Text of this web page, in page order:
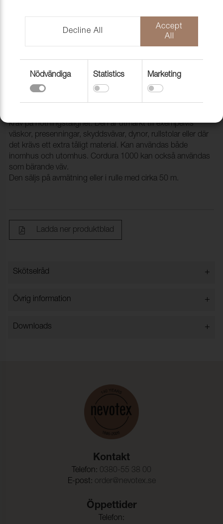
Prov Cordura
1210223
krav på nötningstålighet. Den är utmärkt till exempelvis
väskor, presenningar, skyddsvävar, dynor, rullstolar eller där
det krävs ett extra tåligt material. Kan användas både
inomhus och utomhus. Cordura 1000 kan också användas
som bärande väv.
Den säljs på avmätning eller i rulle med cirka 50 m.
Ladda ner produktblad
Skötselråd +
Övrig information +
Downloads +
Kontakt
Telefon: 0380-55 38 00
E-post: order@nevotex.se
Öppettider
Telefon:
Decline All
Accept
All
Nödvändiga Statistics Marketing